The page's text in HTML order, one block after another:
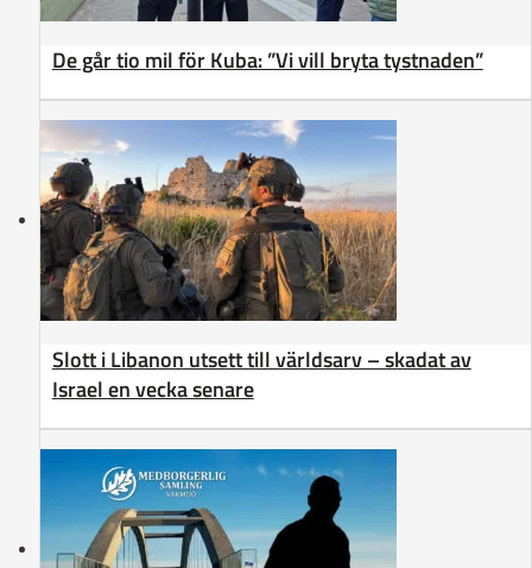
De går tio mil för Kuba: ”Vi vill bryta tystnaden”
Slott i Libanon utsett till världsarv – skadat av
Israel en vecka senare